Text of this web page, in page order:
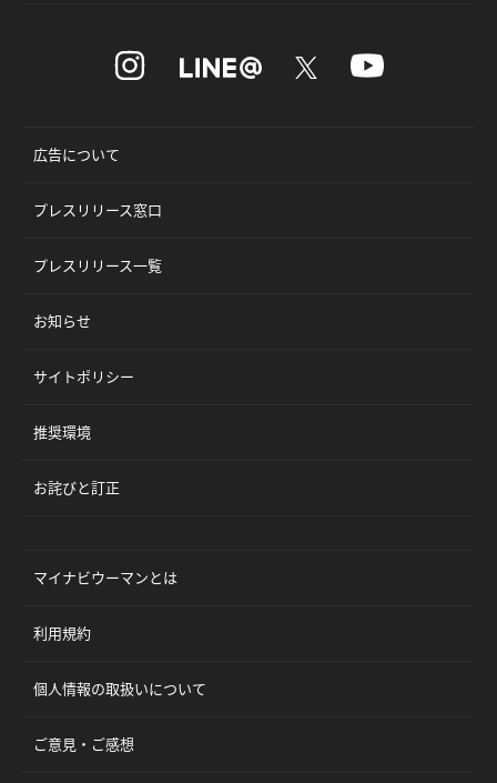
広告について
プレスリリース窓口
プレスリリース一覧
お知らせ
サイトポリシー
推奨環境
お詫びと訂正
マイナビウーマンとは
利用規約
個人情報の取扱いについて
ご意見・ご感想